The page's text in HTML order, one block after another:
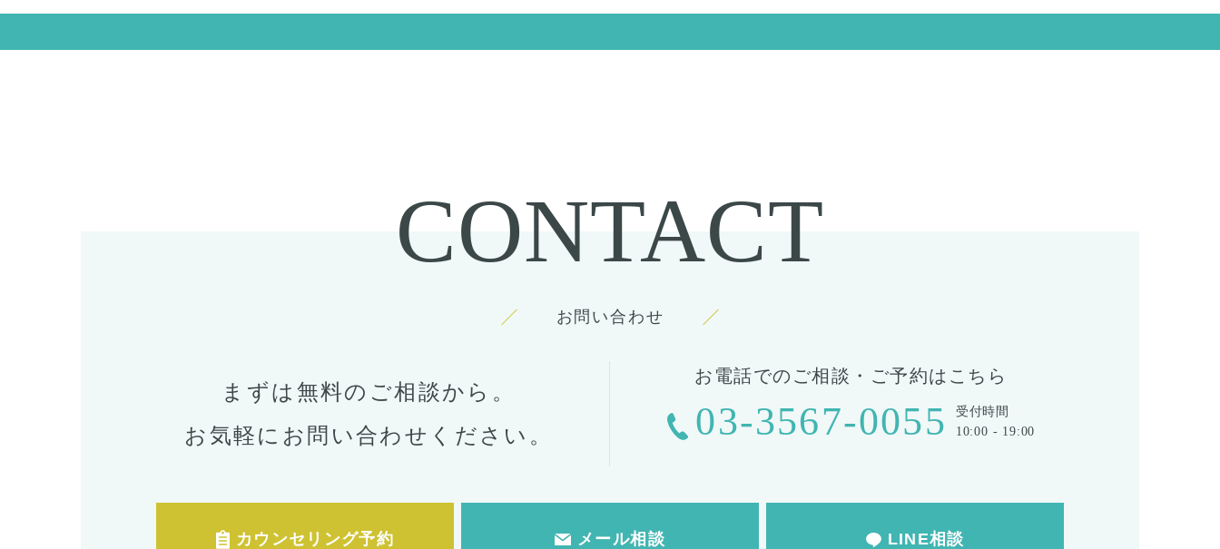
CONTACT
お問い合わせ
まずは無料のご相談から。
お気軽にお問い合わせください。
お電話でのご相談・ご予約はこちら
03-3567-0055
受付時間
10:00 - 19:00
カウンセリング予約 メール相談 LINE相談